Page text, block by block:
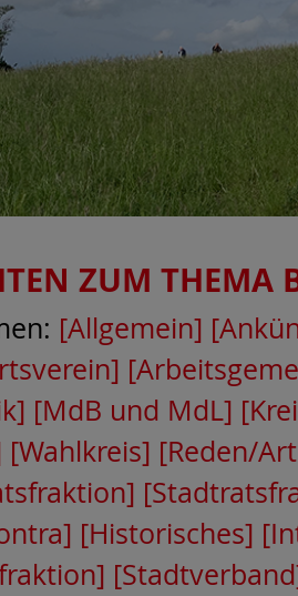
ZUM THEMA
[Allgemein]
[MdB und MdL]
[Wahlkreis] [Reden/
[Historisches]